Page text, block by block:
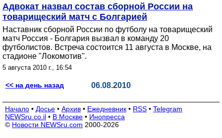
Адвокат назвал состав сборной России на
товарищеский матч с Болгарией
Наставник сборной России по футболу на товарищеский
матч Россия - Болгария вызвал в команду 20
футболистов. Встреча состоится 11 августа в Москве, на
стадионе "Локомотив".
5 августа 2010 г., 16:54
<< на день назад 06.08.2010
Начало • Досье • Архив • Ежедневник • RSS • Telegram
NEWSru.co.il • В Москве • Инопресса
© Новости NEWSru.com 2000-2026